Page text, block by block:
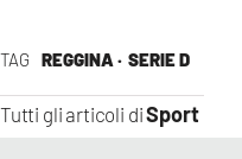
TAG REGGINA · SERIE D
Tutti gli articoli diSport